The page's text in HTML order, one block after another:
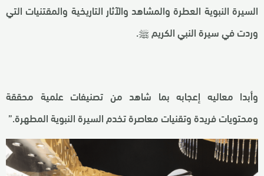
السيرة النبوية العطرة والمشاهد والآثار التاريخية والمقتنيات التي
وردت في سيرة النبي الكريم ﷺ.
وأبدا معاليه إعجابه بما شاهد من تصنيفات علمية محققة
ومحتويات فريدة وتقنيات معاصرة تخدم السيرة النبوية المطهرة.”